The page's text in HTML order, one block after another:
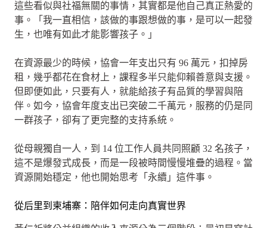
這些看似與社福無關的事情，其實都是他自己真正熱愛的
事。「我一直相信，該做的事跟想做的事，是可以一起發
生，也唯有如此才能影響孩子。」
在資源最少的時候，協會一年支出只有 96 萬元，扣掉房
租，幾乎都花在食材上，課程多半只能仰賴善意與支援。
但即便如此，只要有人，就能給孩子有品質的學習與陪
伴。如今，協會年度支出已突破二千萬元，服務的仍是同
一群孩子，卻有了更完整的支持系統。
從母親獨自一人，到 14 位工作人員共同照顧 32 名孩子，
這不是爆發式成長，而是一段被時間慢慢堆疊的過程。當
資源開始穩定，他也開始思考「永續」這件事。
從后里到柬埔寨：陪伴如何走向真實世界